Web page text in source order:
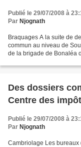
Publié le 29/07/2008 à
Par Njognath
Braquages A la suite de
commun au niveau de
de la brigade de Bonaléa
Des dossiers
Centre des
Publié le 29/07/2008 à
Par Njognath
Cambriolage Les bureaux